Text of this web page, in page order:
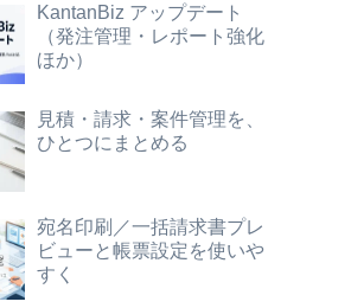
KantanBiz アップデート
（発注管理・レポート強化
ほか）
見積・請求・案件管理を、
ひとつにまとめる
宛名印刷／一括請求書プレ
ビューと帳票設定を使いや
すく